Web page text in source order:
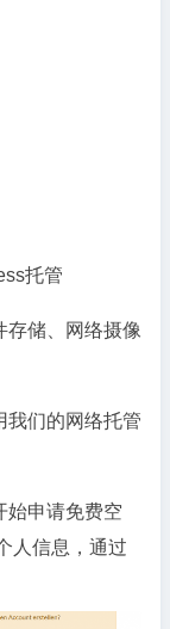
托管
存储、网络摄像
我们的网络托管
始申请免费空
人信息，通过